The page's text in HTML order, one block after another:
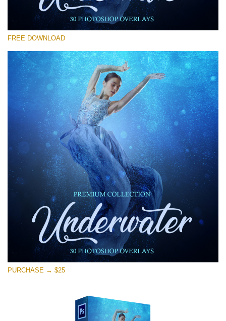
Underwater Overlays
(30 Overlays)
Sky Boundless
(347 Overlays)
Large 6000*4000px
Entire Collection
(1783 Overlays)
Large 6000*4000px
Скачать Бесплатно
FREE DOWNLOAD
PURCHASE → $25